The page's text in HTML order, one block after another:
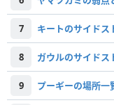
7 キートのサイドス
8 ガウルのサイドス
9 プーギーの場所一